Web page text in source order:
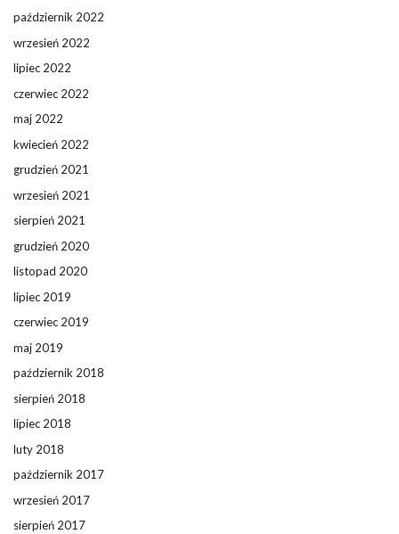
październik 2022
wrzesień 2022
lipiec 2022
czerwiec 2022
maj 2022
kwiecień 2022
grudzień 2021
wrzesień 2021
sierpień 2021
grudzień 2020
listopad 2020
lipiec 2019
czerwiec 2019
maj 2019
październik 2018
sierpień 2018
lipiec 2018
luty 2018
październik 2017
wrzesień 2017
sierpień 2017